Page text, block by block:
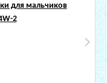
для мальчиков
2